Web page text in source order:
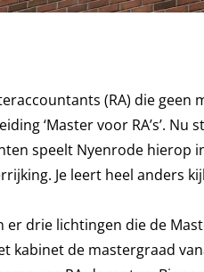
(RA) die
‘Master voor RA’s’.
speelt Nyenrode hierop
Je leert heel anders
er drie lichtingen die de
kabinet de mastergraad